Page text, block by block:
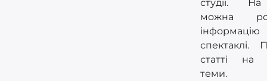
студії. На
можна
спектаклі.
статті на
теми.